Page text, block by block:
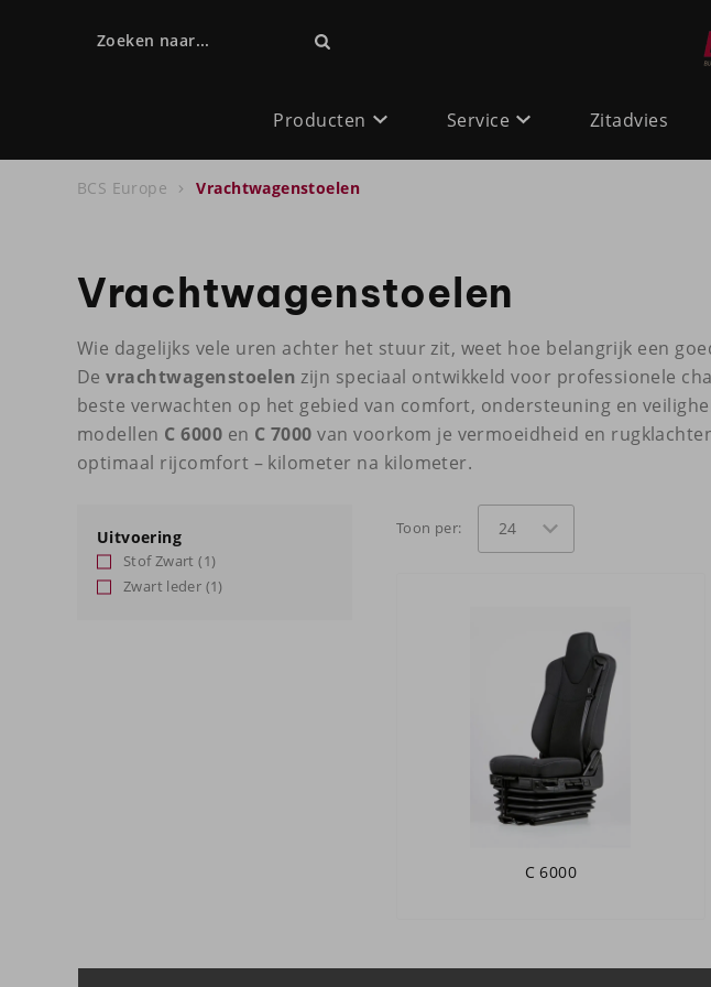
Zoeken naar...
Producten Service Zitadvies
BCS Europe Vrachtwagenstoelen
Vrachtwagenstoelen
Wie dagelijks vele uren achter het stuur zit, weet hoe belangrijk een
Devrachtwagenstoelen zijn speciaal ontwikkeld voor professionele
beste verwachten op het gebied van comfort, ondersteuning en
modellen C 6000 en C 7000 van voorkom je vermoeidheid en
optimaal rijcomfort – kilometer na kilometer.
Uitvoering
Stof Zwart(1)
Zwart leder (1)
Toon per:
C 6000